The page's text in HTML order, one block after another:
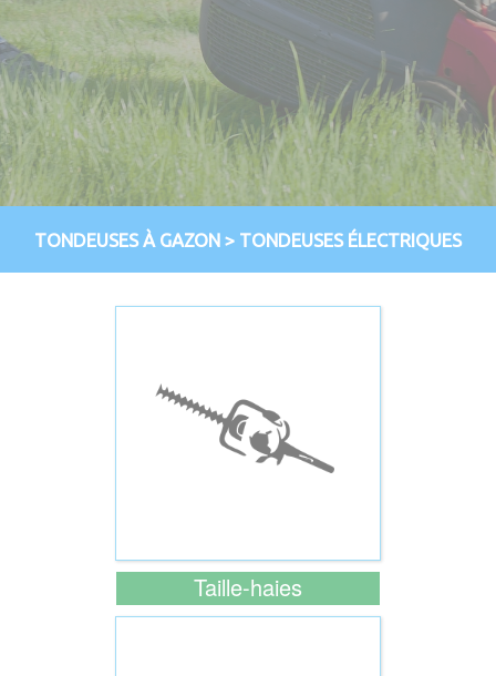
TONDEUSES À GAZON > TONDEUSES ÉLECTRIQUES
Taille-haies